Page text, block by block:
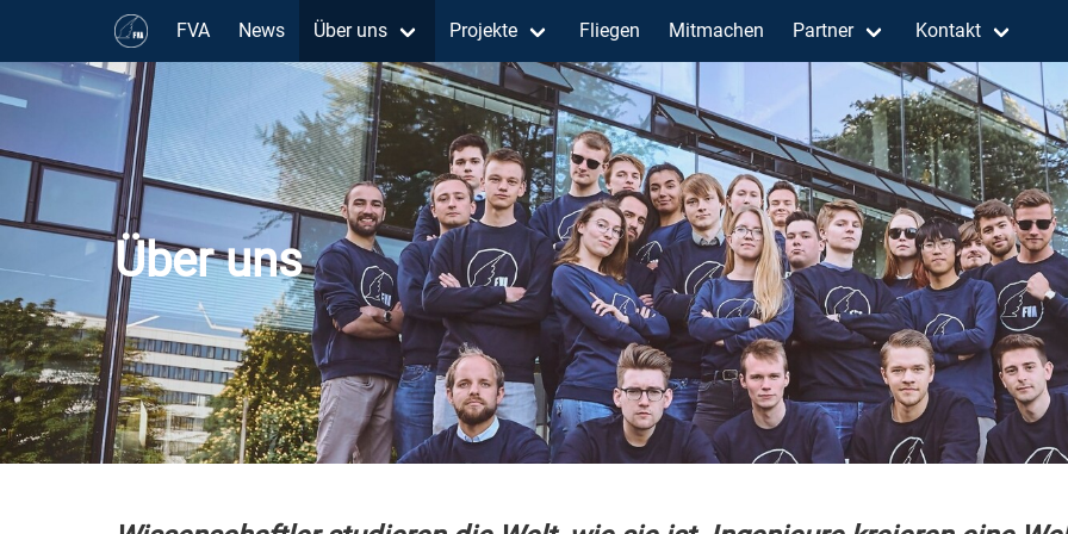
FVA News Über uns Projekte Fliegen Mitmachen Partner Kontakt
Über uns